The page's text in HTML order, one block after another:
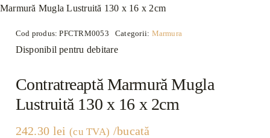
Cod produs:PFCTRM0053 Categorii: Marmura
Disponibil pentru debitare
Contratreaptă Marmură Mugla
Lustruită 130 x 16 x 2cm
242.30 lei (cu TVA) /bucată